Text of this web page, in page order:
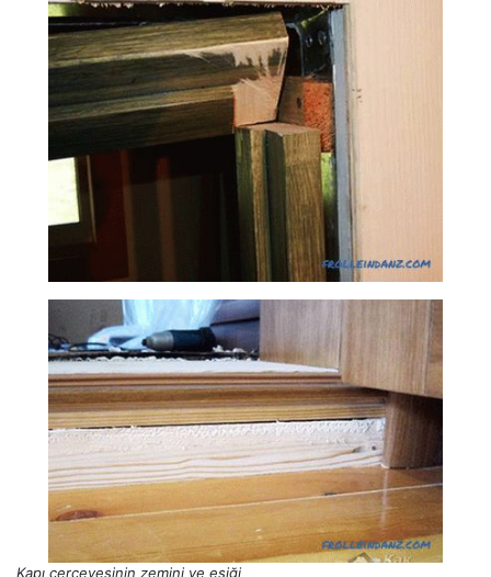
Kapı çerçevesinin zemini ve eşiği